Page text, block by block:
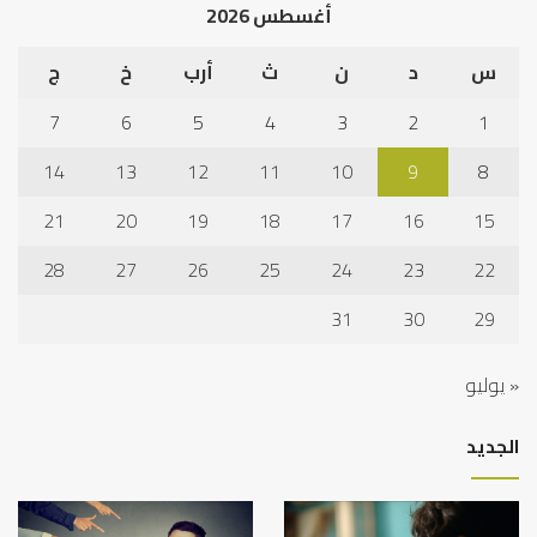
أغسطس 2026
س
د ن ث أرب خ
ج
1
2
3
4
5
6
7
8
9
10
11
12
13
14
15
16
17
18
19
20
21
22
23
24
25
26
27
28
29
30
31
« يوليو
الجديد